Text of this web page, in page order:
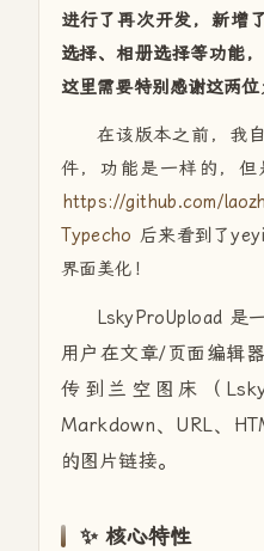
进行了再次开发，新增
选择、相册选择等功能
这里需要特别感谢这两位
在该版本之前，我
件，功能是一样的，
https://github.com/
Typecho 后来看到了
界面美化！
LskyProUpload 是
用户在文章/页面编辑
传到兰空图床（
Markdown、URL、
的图片链接。
✨ 核心特性